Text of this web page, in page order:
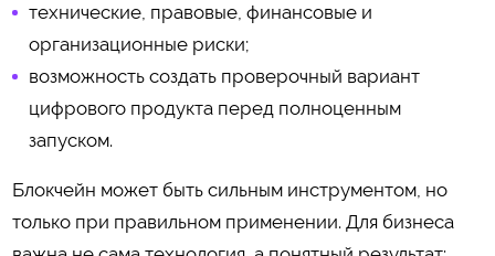
технические, правовые, финансовые и
организационные риски;
возможность создать проверочный вариант
цифрового продукта перед полноценным
запуском.
Блокчейн может быть сильным инструментом, но
только при правильном применении. Для бизнеса